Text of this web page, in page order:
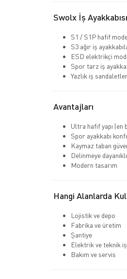
Swolx İş
S1 / S1P hafif
S3 ağır iş
ESD elektrikçi
Spor tarz iş
Yazlık iş
Avantajları
Ultra hafif yapı (en
Spor ayakkabı
Kaymaz taban
Delinmeye
Modern tasarım
Hangi Alanlarda
Lojistik ve depo
Fabrika ve üretim
Şantiye
Elektrik ve teknik
Bakım ve servis